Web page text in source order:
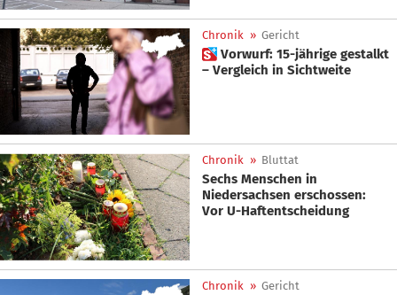
Chronik » Gericht
 Vorwurf: 15-jährige gestalkt
– Vergleich in Sichtweite
Chronik » Bluttat
Sechs Menschen in
Niedersachsen erschossen:
Vor U-Haftentscheidung
Chronik » Gericht